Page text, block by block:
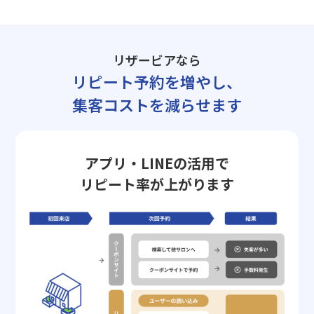
リザービアなら
リピート予約を増やし、
集客コストを減らせます
アプリ・LINEの活用で
リピート率が上がります